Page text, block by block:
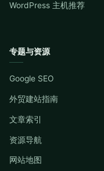
WordPress 主机推荐
专题与资源
Google SEO
外贸建站指南
文章索引
资源导航
网站地图